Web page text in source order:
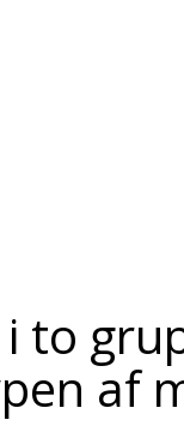
to
af